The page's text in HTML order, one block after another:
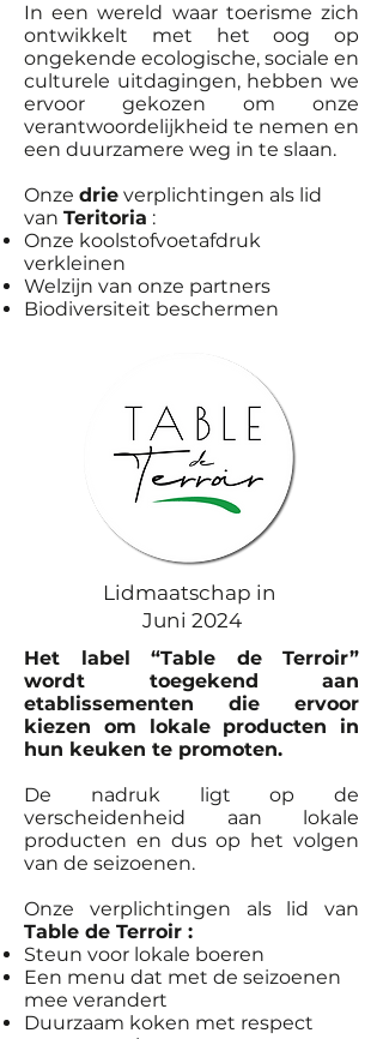
In een wereld waar toerisme zich
ontwikkelt met het oog op
ongekende ecologische, sociale en
culturele uitdagingen, hebben we
ervoor gekozen om onze
verantwoordelijkheid te nemen en
een duurzamere weg in te slaan.
Onze drie verplichtingen als lid
van Teritoria :
Onze koolstofvoetafdruk
verkleinen
Welzijn van onze partners
Biodiversiteit beschermen
Lidmaatschap in
Juni 2024
Het label “Table de Terroir”
wordt toegekend aan
etablissementen die ervoor
kiezen om lokale producten in
hun keuken te promoten.
De nadruk ligt op de
verscheidenheid aan lokale
producten en dus op het volgen
van de seizoenen.
Onze verplichtingen als lid van
Table de Terroir :
Steun voor lokale boeren
Een menu dat met de seizoenen
mee verandert
Duurzaam koken met respect